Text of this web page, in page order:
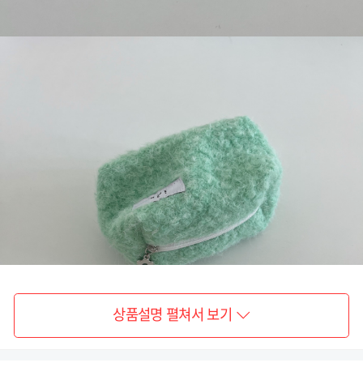
상품설명 펼쳐서 보기